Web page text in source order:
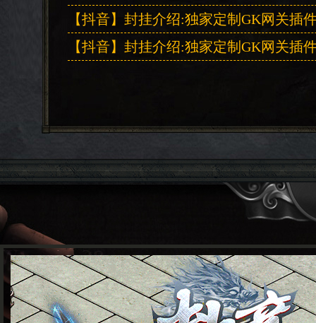
【抖音】封挂介绍:独家定制GK网关插
【抖音】封挂介绍:独家定制GK网关插